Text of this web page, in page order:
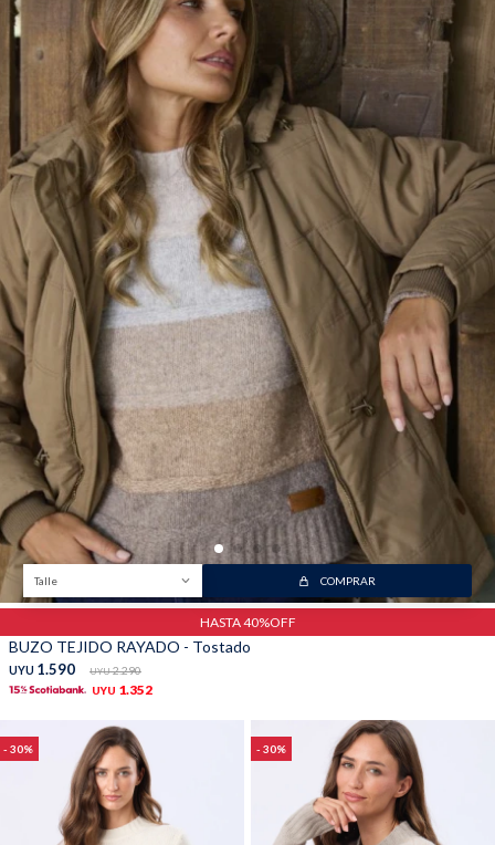
Talle COMPRAR
HASTA 40%OFF
BUZO TEJIDO RAYADO - Tostado
UYU 1.590 UYU 2.290
UYU 1.352
30 30